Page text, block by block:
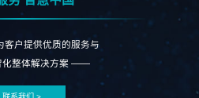
户提供优质的服务与
化整体解决方案 ——